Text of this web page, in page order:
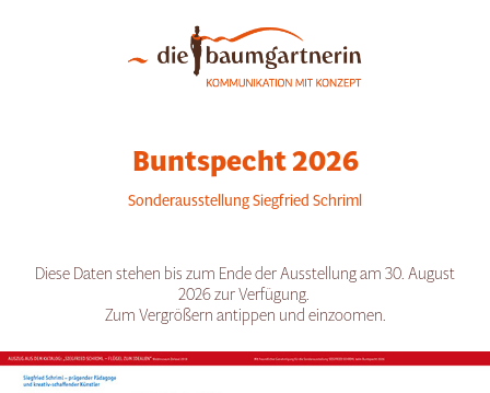
Buntspecht 2026
Sonderausstellung Siegfried Schriml
Diese Daten stehen bis zum Ende der Ausstellung am 30. August
2026 zur Verfügung.
Zum Vergrößern antippen und einzoomen.